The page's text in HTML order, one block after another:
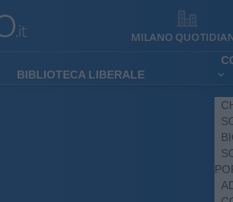
MILANO
BIBLIOTECA LIBERALE